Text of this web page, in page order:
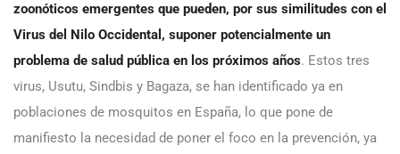
zoonóticos emergentes que pueden, por sus similitudes con el
Virus del Nilo Occidental, suponer potencialmente un
problema de salud pública en los próximos años. Estos tres
virus, Usutu, Sindbis y Bagaza, se han identificado ya en
poblaciones de mosquitos en España, lo que pone de
manifiesto la necesidad de poner el foco en la prevención, ya